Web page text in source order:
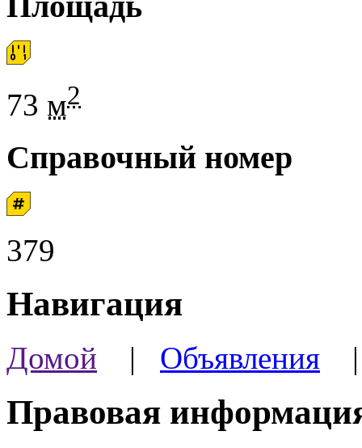
73 м2
Справочный номер
379
Навигация
Домой | Объявления
Правовая